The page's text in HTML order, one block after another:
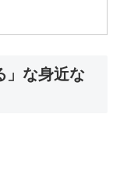
」な身近な